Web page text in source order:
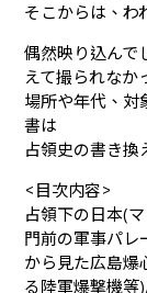
そこからは、わ
偶然映り込んで
えて撮られなか
場所や年代、対
書は
占領史の書き換
<目次内容>
占領下の日本(
門前の軍事パレ
から見た広島爆
る陸軍爆撃機